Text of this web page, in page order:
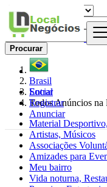
Entrar
Registrar
Anunciar
Procurar
Brasil
Social
Todos Anúncios na
Material
Artistas, Músicos
Associações
Amizades para
Meu bairro
Vida noturna,